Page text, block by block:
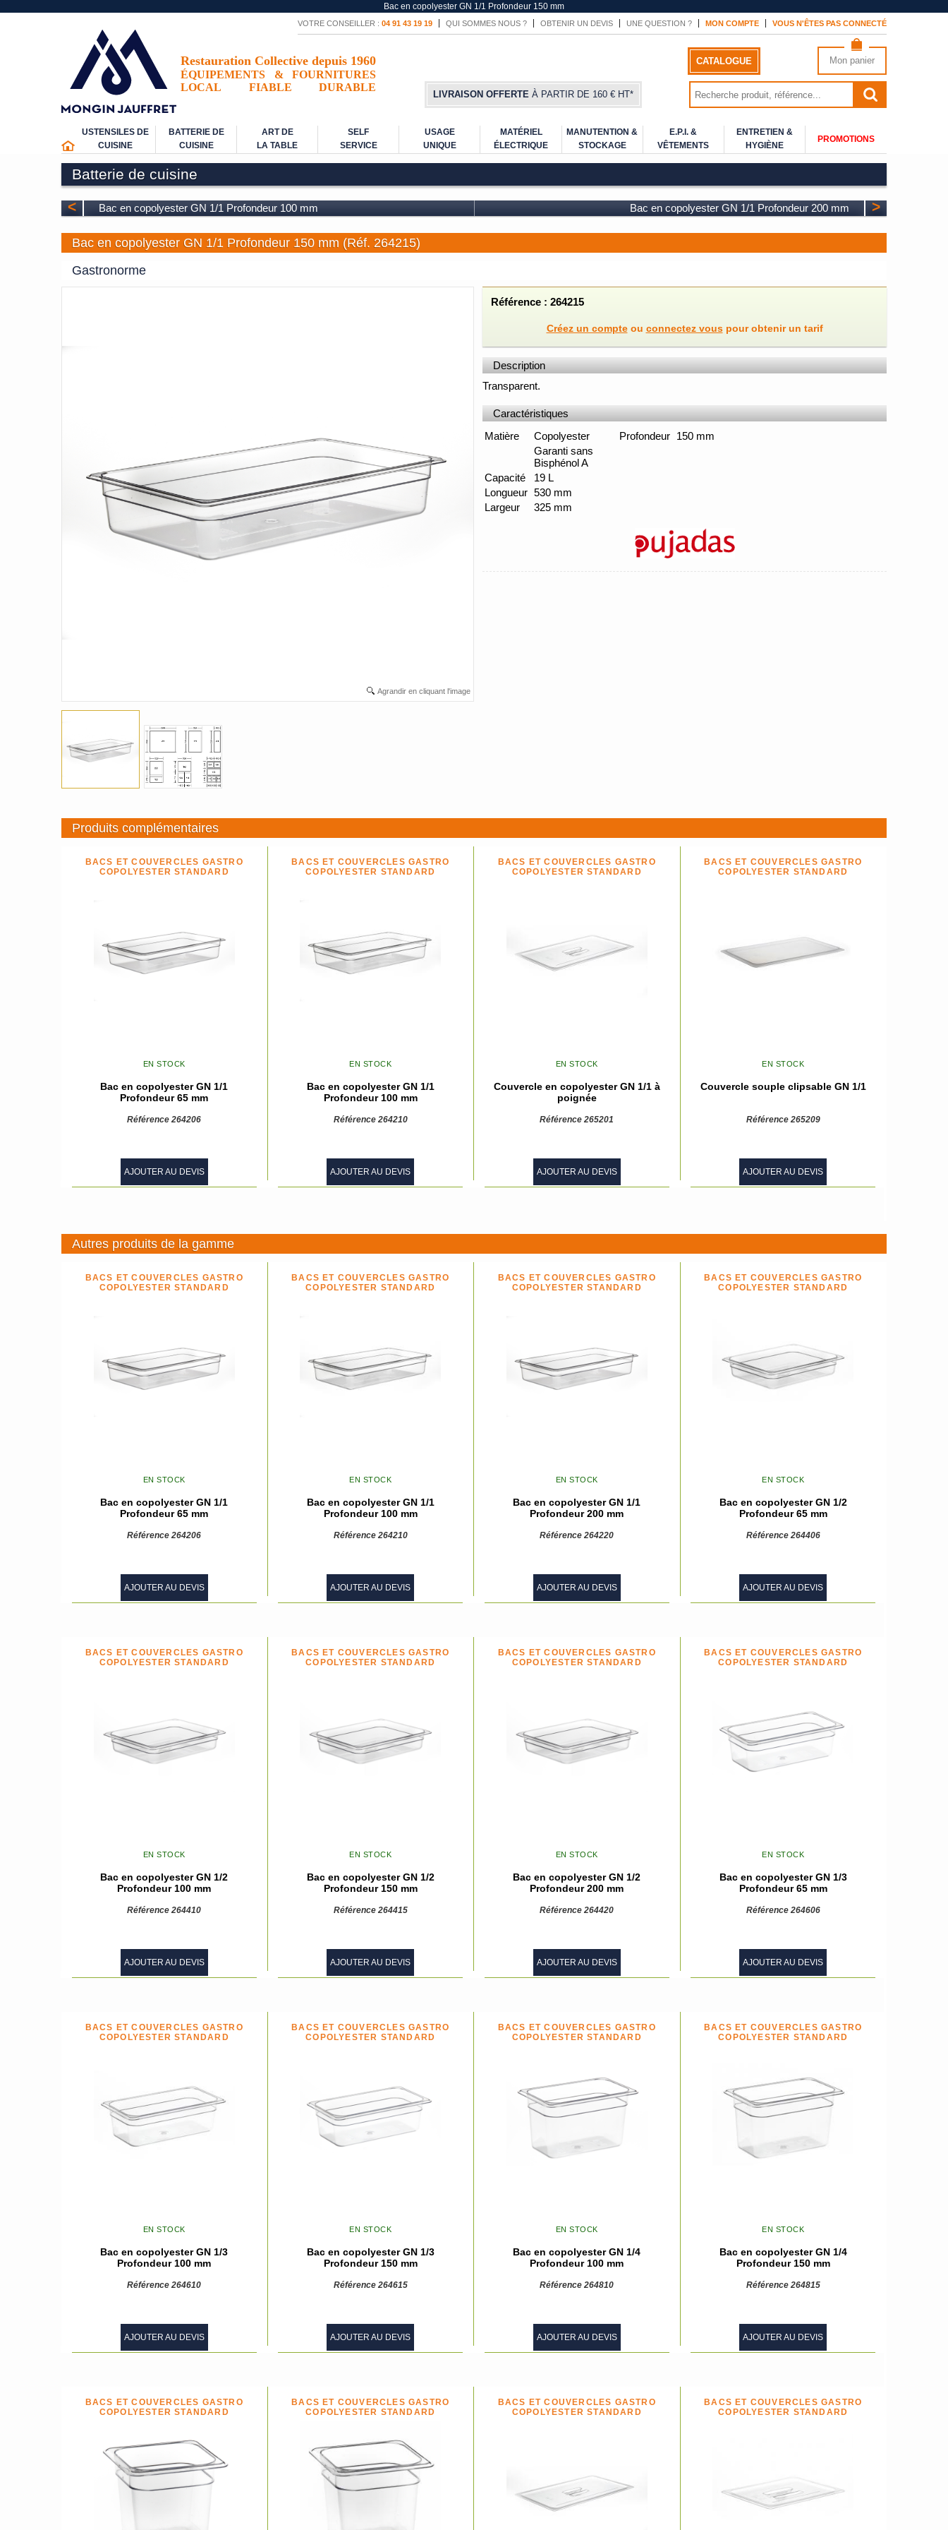
Bac en copolyester GN 1/1 Profondeur 150 mm
VOTRE CONSEILLER : 04 91 43 19 19 QUI SOMMES NOUS ? OBTENIR UN DEVIS UNE QUESTION ? MON COMPTE VOUS N'ÊTES PAS CONNECTÉ
Restauration Collective depuis 1960
ÉQUIPEMENTS &
FOURNITURES
LOCAL
FIABLE DURABLE
LIVRAISON OFFERTE À PARTIR DE 160 € HT*
CATALOGUE Mon panier
USTENSILES DE
CUISINE
BATTERIE DE
CUISINE
ART DE
LA TABLE
SELF
SERVICE
USAGE
UNIQUE
MATÉRIEL
ÉLECTRIQUE
MANUTENTION &
STOCKAGE
E.P.I. &
VÊTEMENTS
ENTRETIEN &
HYGIÈNE
PROMOTIONS
Batterie de cuisine
<
Bac en copolyester GN 1/1 Profondeur 100 mm Bac en copolyester GN 1/1 Profondeur 200 mm >
Bac en copolyester GN 1/1 Profondeur 150 mm (Réf. 264215)
Gastronorme
Agrandir en cliquant l'image
Référence : 264215
Créez un compteou connectez vouspour obtenir un tarif
Description
Transparent.
Caractéristiques
Matière
Copolyester
Garanti sans
Bisphénol A
Capacité
19 L
Longueur 530 mm
Largeur
325 mm
Profondeur 150 mm
Produits complémentaires
BACS ET COUVERCLES GASTRO
COPOLYESTER STANDARD
EN STOCK
Bac en copolyester GN 1/1
Profondeur 65 mm
Référence 264206
AJOUTER AU DEVIS
BACS ET COUVERCLES GASTRO
COPOLYESTER STANDARD
EN STOCK
Bac en copolyester GN 1/1
Profondeur 100 mm
Référence 264210
AJOUTER AU DEVIS
BACS ET COUVERCLES GASTRO
COPOLYESTER STANDARD
EN STOCK
Couvercle en copolyester GN 1/1 à
poignée
Référence 265201
AJOUTER AU DEVIS
BACS ET COUVERCLES GASTRO
COPOLYESTER STANDARD
EN STOCK
Couvercle souple clipsable GN 1/1
Référence 265209
AJOUTER AU DEVIS
Autres produits de la gamme
BACS ET COUVERCLES GASTRO
COPOLYESTER STANDARD
EN STOCK
Bac en copolyester GN 1/1
Profondeur 65 mm
Référence 264206
AJOUTER AU DEVIS
BACS ET COUVERCLES GASTRO
COPOLYESTER STANDARD
EN STOCK
Bac en copolyester GN 1/1
Profondeur 100 mm
Référence 264210
AJOUTER AU DEVIS
BACS ET COUVERCLES GASTRO
COPOLYESTER STANDARD
EN STOCK
Bac en copolyester GN 1/1
Profondeur 200 mm
Référence 264220
AJOUTER AU DEVIS
BACS ET COUVERCLES GASTRO
COPOLYESTER STANDARD
EN STOCK
Bac en copolyester GN 1/2
Profondeur 65 mm
Référence 264406
AJOUTER AU DEVIS
BACS ET COUVERCLES GASTRO
COPOLYESTER STANDARD
EN STOCK
Bac en copolyester GN 1/2
Profondeur 100 mm
Référence 264410
AJOUTER AU DEVIS
BACS ET COUVERCLES GASTRO
COPOLYESTER STANDARD
EN STOCK
Bac en copolyester GN 1/2
Profondeur 150 mm
Référence 264415
AJOUTER AU DEVIS
BACS ET COUVERCLES GASTRO
COPOLYESTER STANDARD
EN STOCK
Bac en copolyester GN 1/2
Profondeur 200 mm
Référence 264420
AJOUTER AU DEVIS
BACS ET COUVERCLES GASTRO
COPOLYESTER STANDARD
EN STOCK
Bac en copolyester GN 1/3
Profondeur 65 mm
Référence 264606
AJOUTER AU DEVIS
BACS ET COUVERCLES GASTRO
COPOLYESTER STANDARD
EN STOCK
Bac en copolyester GN 1/3
Profondeur 100 mm
Référence 264610
AJOUTER AU DEVIS
BACS ET COUVERCLES GASTRO
COPOLYESTER STANDARD
EN STOCK
Bac en copolyester GN 1/3
Profondeur 150 mm
Référence 264615
AJOUTER AU DEVIS
BACS ET COUVERCLES GASTRO
COPOLYESTER STANDARD
EN STOCK
Bac en copolyester GN 1/4
Profondeur 100 mm
Référence 264810
AJOUTER AU DEVIS
BACS ET COUVERCLES GASTRO
COPOLYESTER STANDARD
EN STOCK
Bac en copolyester GN 1/4
Profondeur 150 mm
Référence 264815
AJOUTER AU DEVIS
BACS ET COUVERCLES GASTRO
COPOLYESTER STANDARD
BACS ET COUVERCLES GASTRO
COPOLYESTER STANDARD
BACS ET COUVERCLES GASTRO
COPOLYESTER STANDARD
BACS ET COUVERCLES GASTRO
COPOLYESTER STANDARD